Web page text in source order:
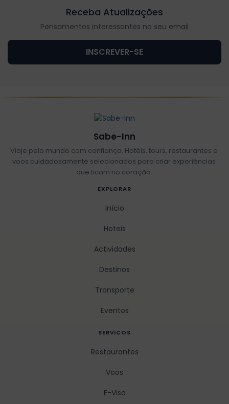
Receba Atualizações
Pensamentos interessantes no seu email
INSCREVER-SE
Sabe-Inn
Viaje pelo mundo com confiança. Hotéis, tours, restaurantes e
voos cuidadosamente selecionados para criar experiências
que ficam no coração.
EXPLORAR
Início
Hoteis
Actividades
Destinos
Transporte
Eventos
SERVICOS
Restaurantes
Voos
E-Visa